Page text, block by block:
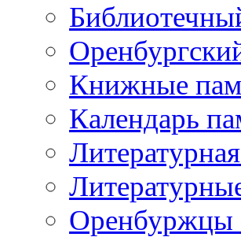
Книжные
Календарь
Оренбуржцы